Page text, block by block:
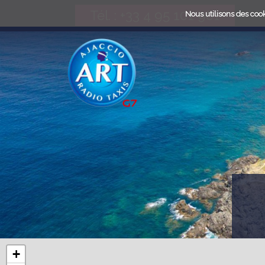
Nous utilisons des
LA FLOTTE
TAXI
Tél. : +33 4 95 101 901
+